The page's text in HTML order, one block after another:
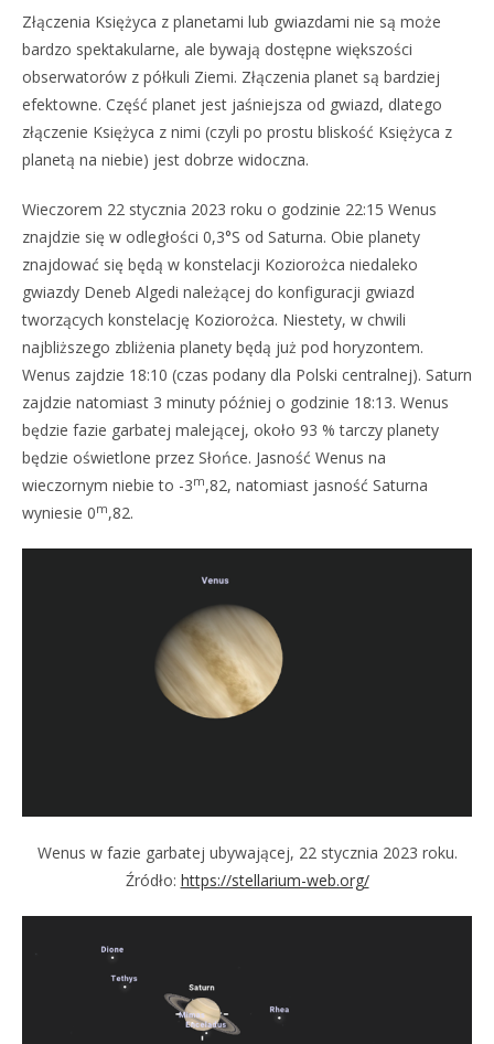
Złączenia Księżyca z planetami lub gwiazdami nie są może
bardzo spektakularne, ale bywają dostępne większości
obserwatorów z półkuli Ziemi. Złączenia planet są bardziej
efektowne. Część planet jest jaśniejsza od gwiazd, dlatego
złączenie Księżyca z nimi (czyli po prostu bliskość Księżyca z
planetą na niebie) jest dobrze widoczna.
Wieczorem 22 stycznia 2023 roku o godzinie 22:15 Wenus
znajdzie się w odległości 0,3°S od Saturna. Obie planety
znajdować się będą w konstelacji Koziorożca niedaleko
gwiazdy Deneb Algedi należącej do konfiguracji gwiazd
tworzących konstelację Koziorożca. Niestety, w chwili
najbliższego zbliżenia planety będą już pod horyzontem.
Wenus zajdzie 18:10 (czas podany dla Polski centralnej). Saturn
zajdzie natomiast 3 minuty później o godzinie 18:13. Wenus
będzie fazie garbatej malejącej, około 93 % tarczy planety
będzie oświetlone przez Słońce. Jasność Wenus na
wieczornym niebie to -3m,82, natomiast jasność Saturna
wyniesie 0m,82.
Wenus w fazie garbatej ubywającej, 22 stycznia 2023 roku.
Źródło: https://stellarium-web.org/